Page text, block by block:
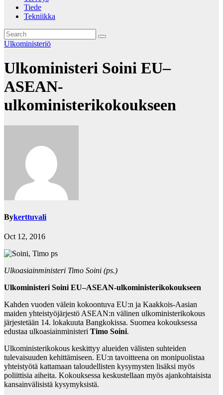
Tiede
Tekniikka
Ulkoministeriö
Ulkoministeri Soini EU–
ASEAN-
ulkoministerikokoukseen
Bykerttuvali
Oct 12, 2016
Ulkoasiainministeri Timo Soini (ps.)
Ulkoministeri Soini EU–ASEAN-ulkoministerikokoukseen
Kahden vuoden välein kokoontuva EU:n ja Kaakkois-Aasian
maiden yhteistyöjärjestö ASEAN:n välinen ulkoministerikokous
järjestetään 14. lokakuuta Bangkokissa. Suomea kokouksessa
edustaa ulkoasiainministeri Timo Soini.
Ulkoministerikokous keskittyy alueiden välisten suhteiden
tulevaisuuden kehittämiseen. EU:n tavoitteena on monipuolistaa
yhteistyötä kattamaan taloudellisten kysymysten lisäksi myös
poliittisia aiheita. Kokouksessa keskustellaan myös ajankohtaisista
kansainvälisistä kysymyksistä.